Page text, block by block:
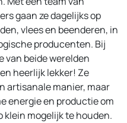
gaan ze dagelijks op
vlees en beenderen, in
producenten. Bij
van beide werelden
heerlijk lekker! Ze
artisanale manier, maar
energie en productie om
mogelijk te houden.